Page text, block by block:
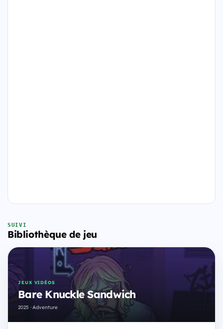
SUIVI
Bibliothèque de jeu
JEUX VIDÉOS
Bare Knuckle Sandwich
2025 · Adventure